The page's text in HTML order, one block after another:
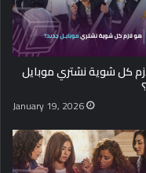
كل شوية نشتري موبايل
January 19, 2026